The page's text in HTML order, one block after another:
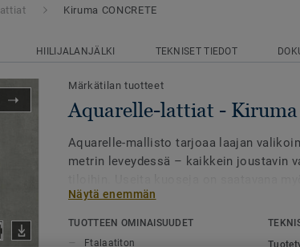
Kiruma CONCRETE
HIILIJALANJÄLKI TEKNISET TIEDOT
Märkätilan tuotteet
Aquarelle-lattiat - Kiruma
Aquarelle-mallisto tarjoaa laajan
metrin leveydessä – kaikkein joustavin
leveydessä, mikä mahdollistaa
asennuksen.
Näytä enemmän
TUOTTEEN OMINAISUUDET
Ftalaatiton